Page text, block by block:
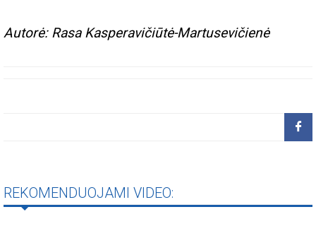
Autorė: Rasa Kasperavičiūtė-Martusevičienė
REKOMENDUOJAMI VIDEO: